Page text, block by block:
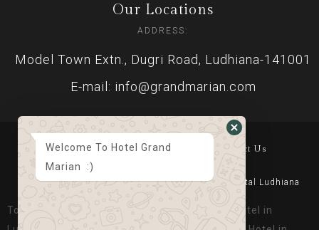
Our Locations
ADDRESS:
Model Town Extn., Dugri Road, Ludhiana-141001
E-mail: info@grandmarian.com
HomeAbout UsGallerySuits & Rooms Contact Us
© Copyright 2023 Grand Marian. Designed By Digital Ludhiana
Top Luxury Hotel in Ludhiana, Best Banquet Hotel in
Welcome To Hotel Grand
Marian :)